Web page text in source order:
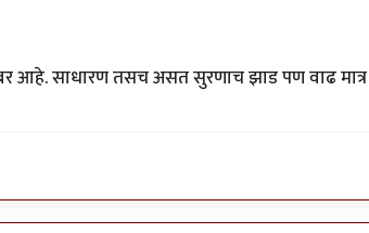
आहे. साधारण तसच असत सुरणाच झाड पण वाढ मात्र